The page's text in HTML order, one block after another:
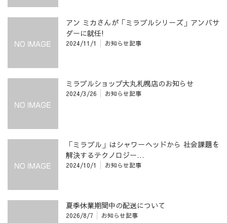
アン ミカさんが「ミラブルシリーズ」アンバサ
ダーに就任!
2024/11/1 お知らせ記事
ミラブルショップ大丸札幌店のお知らせ
2024/3/26 お知らせ記事
「ミラブル」はシャワーヘッドから 社会課題を
解決するテクノロジー…
2024/10/1 お知らせ記事
夏季休業期間中の配送について
2026/8/7 お知らせ記事